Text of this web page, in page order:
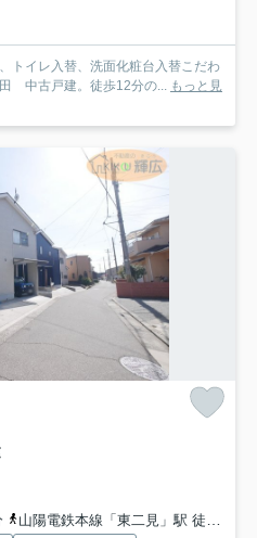
トイレ入替、洗面化粧台入替こだわ
中古戸建。徒歩12分の...
もっと見
山陽電鉄本線「東二見」駅 徒歩13分